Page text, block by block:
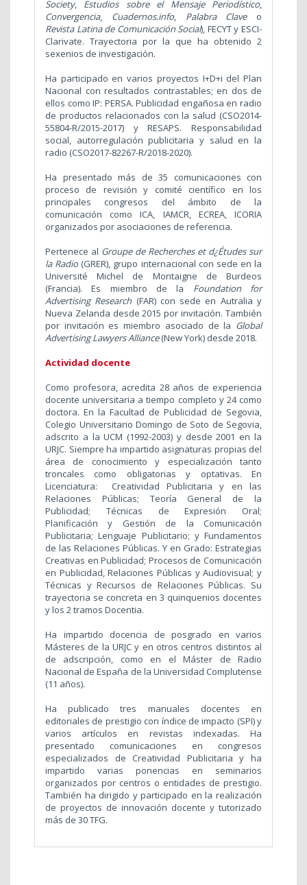
Society, Estudios sobre el Mensaje Periodístico,
Convergencia, Cuadernos.info, Palabra Claveo
Revista Latina de Comunicación Social), FECYT y ESCI-
Clarivate. Trayectoria por la que ha obtenido 2
sexenios de investigación.
Ha participado en varios proyectos I+D+i del Plan
Nacional con resultados contrastables; en dos de
ellos como IP: PERSA. Publicidad engañosa en radio
de productos relacionados con la salud (CSO2014-
55804-R/2015-2017) y RESAPS. Responsabilidad
social, autorregulación publicitaria y salud en la
radio (CSO2017-82267-R/2018-2020).
Ha presentado más de 35 comunicaciones con
proceso de revisión y comité científico en los
principales congresos del ámbito de la
comunicación como ICA, IAMCR, ECREA, ICORIA
organizados por asociaciones de referencia.
Pertenece al Groupe de Recherches et d¿Études sur
la Radio (GRER), grupo internacional con sede en la
Université Michel de Montaigne de Burdeos
(Francia). Es miembro de la Foundation for
Advertising Research(FAR) con sede en Autralia y
Nueva Zelanda desde 2015 por invitación. También
por invitación es miembro asociado de la Global
Advertising Lawyers Alliance(New York) desde 2018.
Actividad docente
Como profesora, acredita 28 años de experiencia
docente universitaria a tiempo completo y 24 como
doctora. En la Facultad de Publicidad de Segovia,
Colegio Universitario Domingo de Soto de Segovia,
adscrito a la UCM (1992-2003) y desde 2001 en la
URJC. Siempre ha impartido asignaturas propias del
área de conocimiento y especialización tanto
troncales como obligatorias y optativas. En
Licenciatura: Creatividad Publicitaria y en las
Relaciones Públicas; Teoría General de la
Publicidad; Técnicas de Expresión Oral;
Planificación y Gestión de la Comunicación
Publicitaria; Lenguaje Publicitario; y Fundamentos
de las Relaciones Públicas. Y en Grado: Estrategias
Creativas en Publicidad; Procesos de Comunicación
en Publicidad, Relaciones Públicas y Audiovisual; y
Técnicas y Recursos de Relaciones Públicas. Su
trayectoria se concreta en 3 quinquenios docentes
y los 2 tramos Docentia.
Ha impartido docencia de posgrado en varios
Másteres de la URJC y en otros centros distintos al
de adscripción, como en el Máster de Radio
Nacional de España de la Universidad Complutense
(11 años).
Ha publicado tres manuales docentes en
editoriales de prestigio con índice de impacto (SPI) y
varios artículos en revistas indexadas. Ha
presentado comunicaciones en congresos
especializados de Creatividad Publicitaria y ha
impartido varias ponencias en seminarios
organizados por centros o entidades de prestigio.
También ha dirigido y participado en la realización
de proyectos de innovación docente y tutorizado
más de 30 TFG.